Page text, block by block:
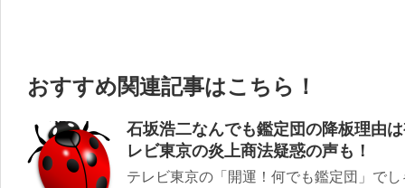
おすすめ関連記事はこちら！
石坂浩二なんでも鑑定団の降板理由
レビ東京の炎上商法疑惑の声も！
テレビ東京の「開運！何でも鑑定団」で